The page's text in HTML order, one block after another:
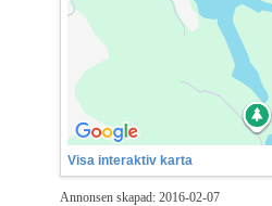
Visa interaktiv karta
Annonsen skapad: 2016-02-07